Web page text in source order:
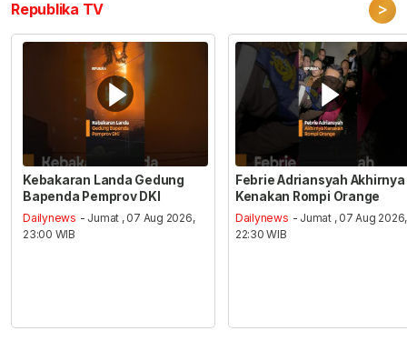
Republika TV >
Kebakaran Landa Gedung
Bapenda Pemprov DKI
Dailynews - Jumat , 07 Aug 2026,
23:00 WIB
Febrie Adriansyah Akhirnya
Kenakan Rompi Orange
Dailynews - Jumat , 07 Aug 2026,
22:30 WIB